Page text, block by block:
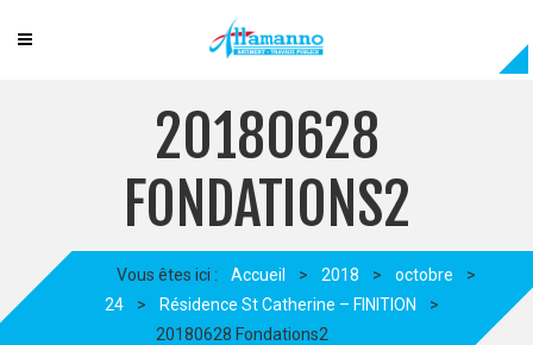
20180628
FONDATIONS2
Vous êtes ici : Accueil > 2018 > octobre
>
24
> Résidence St Catherine – FINITION
>
20180628 Fondations2